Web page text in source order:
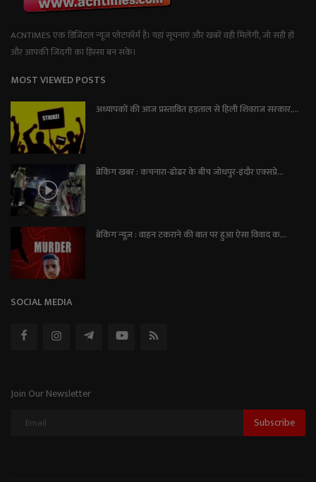
ACNTIMES एक डिजिटल न्यूज प्लेटफॉर्म है। यहां सूचनाएं और खबरें वही मिलेंगी, जो सही हों
और आपकी जिंदगी का हिस्सा बन सकें।
MOST VIEWED POSTS
अध्यापकों की आज प्रस्तावित हड़ताल से हिली शिवराज सरकार,...
ब्रेकिंग खबर : कचनारा-ढोढर के बीच जोधपुर-इंदौर एक्सप्रे...
ब्रेकिंग न्यूज़ : वाहन टकराने की बात पर हुआ ऐसा विवाद क...
SOCIAL MEDIA
Join Our Newsletter
Subscribe